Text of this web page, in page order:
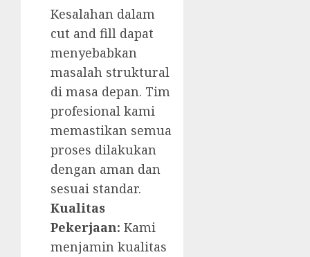
Kesalahan dalam
cut and fill dapat
menyebabkan
masalah struktural
di masa depan. Tim
profesional kami
memastikan semua
proses dilakukan
dengan aman dan
sesuai standar.
Kualitas
Pekerjaan: Kami
menjamin kualitas